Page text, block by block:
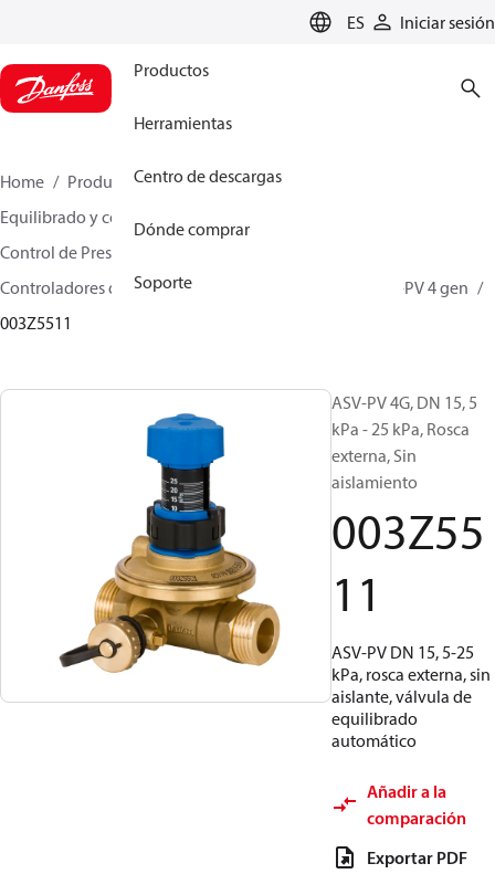
ES Iniciar sesión
Productos
Herramientas
Centro de descargas
Dónde comprar
Soporte
Home Productos
Climate Solutions for heating
Equilibrado y control hidrónicos
Control de Presión Diferencial
Controladores de presión diferencial
ASV-PV 4 gen
003Z5511
ASV-PV 4G, DN 15, 5
kPa - 25 kPa, Rosca
externa, Sin
aislamiento
003Z55
11
ASV-PV DN 15, 5-25
kPa, rosca externa, sin
aislante, válvula de
equilibrado
automático
Añadir a la
comparación
Exportar PDF